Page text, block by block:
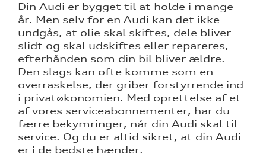
værkstedet
til
Din Audi er bygget til at holde i mange
år. Men selv for en Audi kan det ikke
undgås, at olie skal skiftes, dele bliver
slidt og skal udskiftes eller repareres,
efterhånden som din bil bliver ældre.
Den slags kan ofte komme som en
overraskelse, der griber forstyrrende ind
i privatøkonomien. Med oprettelse af et
af vores serviceabonnementer, har du
færre bekymringer, når din Audi skal til
service. Og du er altid sikret, at din Audi
er i de bedste hænder.